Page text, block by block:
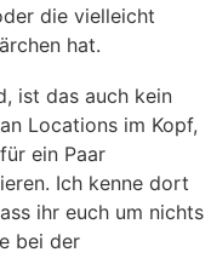
die vielleicht
hat.
ist das auch kein
Locations im Kopf,
ein Paar
Ich kenne dort
ihr euch um nichts
bei der